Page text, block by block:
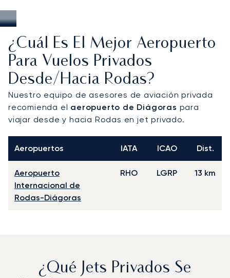
¿Cuál Es El Mejor Aeropuerto
Para Vuelos Privados
Desde/hacia Rodas?
Nuestro equipo de asesores de aviación privada
recomienda el aeropuerto de Diágoras para
viajar desde y hacia Rodas en jet privado.
Aeropuertos IATA ICAO Dist.
Aeropuerto
Internacional de
Rodas-Diágoras
RHO LGRP 13 km
¿Qué Jets Privados Se